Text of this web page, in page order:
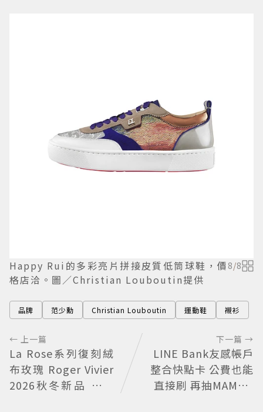
Happy Rui的多彩亮片拼接皮質低筒球鞋，價
格店洽。圖／Christian Louboutin提供
8/8
品牌 范少勳 Christian Louboutin 運動鞋 襯衫
← 上一篇
La Rose系列復刻絨
布玫瑰 Roger Vivier
2026秋冬新品 繁花
下一篇 →
LINE Bank友感帳戶
整合快點卡 公費也能
直接刷 再抽MAMA A